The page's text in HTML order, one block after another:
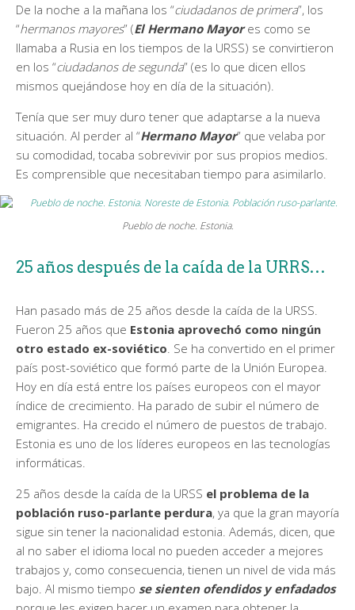
De la noche a la mañana los “ciudadanos de primera”, los
“hermanos mayores” (El Hermano Mayores como se
llamaba a Rusia en los tiempos de la URSS) se convirtieron
en los “ciudadanos de segunda” (es lo que dicen ellos
mismos quejándose hoy en día de la situación).
Tenía que ser muy duro tener que adaptarse a la nueva
situación. Al perder al “Hermano Mayor” que velaba por
su comodidad, tocaba sobrevivir por sus propios medios.
Es comprensible que necesitaban tiempo para asimilarlo.
Pueblo de noche. Estonia.
25 años después de la caída de la URRS…
Han pasado más de 25 años desde la caída de la URSS.
Fueron 25 años que Estonia aprovechó como ningún
otro estado ex-soviético. Se ha convertido en el primer
país post-soviético que formó parte de la Unión Europea.
Hoy en día está entre los países europeos con el mayor
índice de crecimiento. Ha parado de subir el número de
emigrantes. Ha crecido el número de puestos de trabajo.
Estonia es uno de los líderes europeos en las tecnologías
informáticas.
25 años desde la caída de la URSS el problema de la
población ruso-parlante perdura, ya que la gran mayoría
sigue sin tener la nacionalidad estonia. Además, dicen, que
al no saber el idioma local no pueden acceder a mejores
trabajos y, como consecuencia, tienen un nivel de vida más
bajo. Al mismo tiempo se sienten ofendidos y enfadados